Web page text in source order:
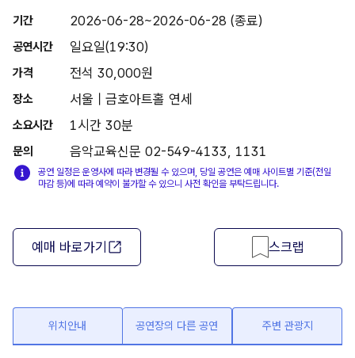
기간 2026-06-28~2026-06-28 (종료)
공연시간 일요일(19:30)
가격 전석 30,000원
장소 서울 | 금호아트홀 연세
소요시간 1시간 30분
문의 음악교육신문 02-549-4133, 1131
공연 일정은 운영사에 따라 변경될 수 있으며, 당일 공연은 예매 사이트별 기준(전일
마감 등)에 따라 예약이 불가할 수 있으니 사전 확인을 부탁드립니다.
예매 바로가기 스크랩
위치안내 공연장의 다른 공연 주변 관광지